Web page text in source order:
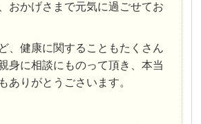
おかげさまで元気に過ごせてお
、健康に関することもたくさん
身に相談にものって頂き、本当
ありがとうごさいます。